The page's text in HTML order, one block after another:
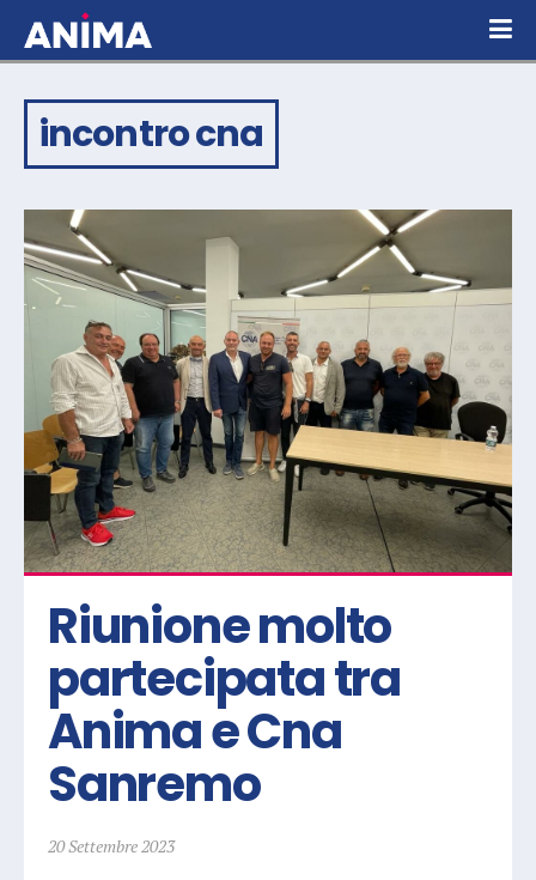
incontro cna
Riunione molto
partecipata tra
Anima e Cna
Sanremo
20 Settembre 2023